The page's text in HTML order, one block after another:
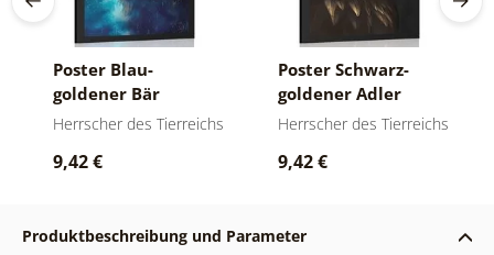
Poster Blau-
goldener Bär
Herrscher des Tierreichs
9,42 €
Poster Schwarz-
goldener Adler
Herrscher des Tierreichs
9,42 €
Produktbeschreibung und Parameter